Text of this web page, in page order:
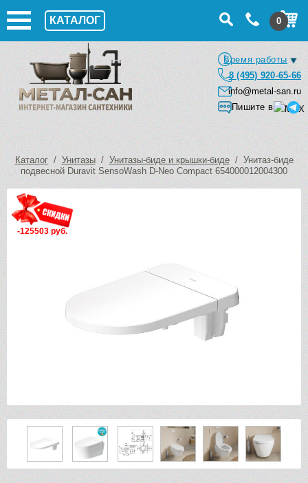
КАТАЛОГ 0
Время работы
8 (495) 920-65-66
info@metal-san.ru
Пишите в
Каталог/ Унитазы/ Унитазы-биде и крышки-биде/ Унитаз-биде
подвесной Duravit SensoWash D-Neo Compact 654000012004300
-125503 руб.